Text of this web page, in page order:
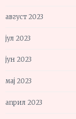
август 2023
јул 2023
јун 2023
мај 2023
април 2023